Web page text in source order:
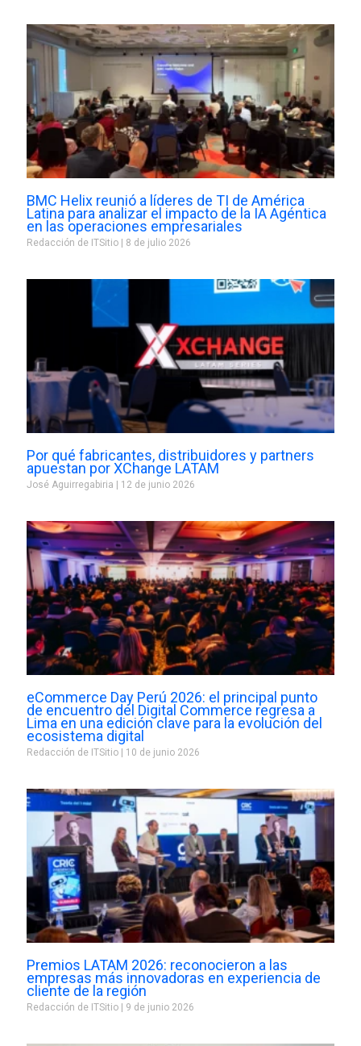
BMC Helix reunió a líderes de TI de América
Latina para analizar el impacto de la IA Agéntica
en las operaciones empresariales
Redacción de ITSitio 8 de julio 2026
Por qué fabricantes, distribuidores y partners
apuestan por XChange LATAM
José Aguirregabiria 12 de junio 2026
eCommerce Day Perú 2026: el principal punto
de encuentro del Digital Commerce regresa a
Lima en una edición clave para la evolución del
ecosistema digital
Redacción de ITSitio 10 de junio 2026
Premios LATAM 2026: reconocieron a las
empresas más innovadoras en experiencia de
cliente de la región
Redacción de ITSitio 9 de junio 2026